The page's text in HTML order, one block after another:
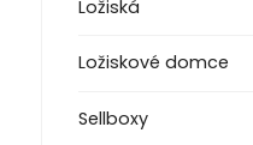
Ložiská
Ložiskové domce
Sellboxy